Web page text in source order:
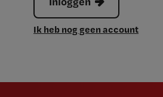
Ik heb nog geen account